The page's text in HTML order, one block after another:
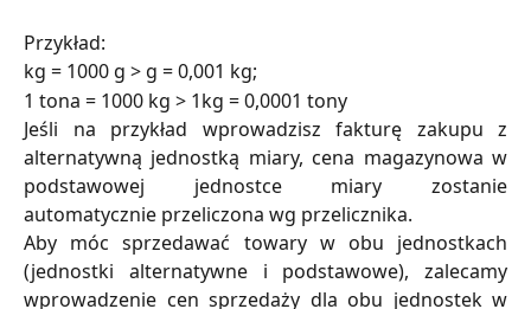
Przykład:
kg = 1000 g > g = 0,001 kg;
1 tona = 1000 kg > 1kg = 0,0001 tony
Jeśli na przykład wprowadzisz fakturę zakupu z
alternatywną jednostką miary, cena magazynowa w
podstawowej jednostce miary zostanie
automatycznie przeliczona wg przelicznika.
Aby móc sprzedawać towary w obu jednostkach
(jednostki alternatywne i podstawowe), zalecamy
wprowadzenie cen sprzedaży dla obu jednostek w